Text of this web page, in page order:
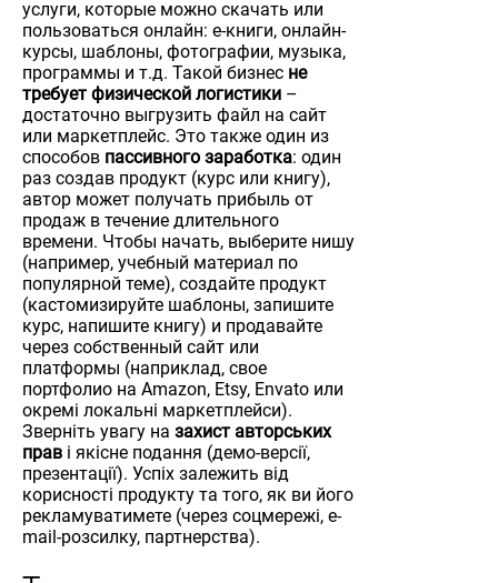
услуги, которые можно скачать или
пользоваться онлайн: e-книги, онлайн-
курсы, шаблоны, фотографии, музыка,
программы и т.д. Такой бизнес не
требует физической логистики –
достаточно выгрузить файл на сайт
или маркетплейс. Это также один из
способов пассивного заработка: один
раз создав продукт (курс или книгу),
автор может получать прибыль от
продаж в течение длительного
времени. Чтобы начать, выберите нишу
(например, учебный материал по
популярной теме), создайте продукт
(кастомизируйте шаблоны, запишите
курс, напишите книгу) и продавайте
через собственный сайт или
платформы (наприклад, свое
портфолио на Amazon, Etsy, Envato или
окремі локальні маркетплейси).
Зверніть увагу на захист авторських
прав і якісне подання (демо-версії,
презентації). Успіх залежить від
корисності продукту та того, як ви його
рекламуватимете (через соцмережі, e-
mail-розсилку, партнерства).